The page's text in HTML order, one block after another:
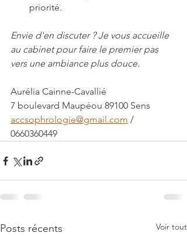
priorité.
Envie d'en discuter ? Je vous accueille
au cabinet pour faire le premier pas
vers une ambiance plus douce.
Aurélia Cainne-Cavallié
7 boulevard Maupéou 89100 Sens
accsophrologie@gmail.com /
0660360449
Posts récents Voir tout